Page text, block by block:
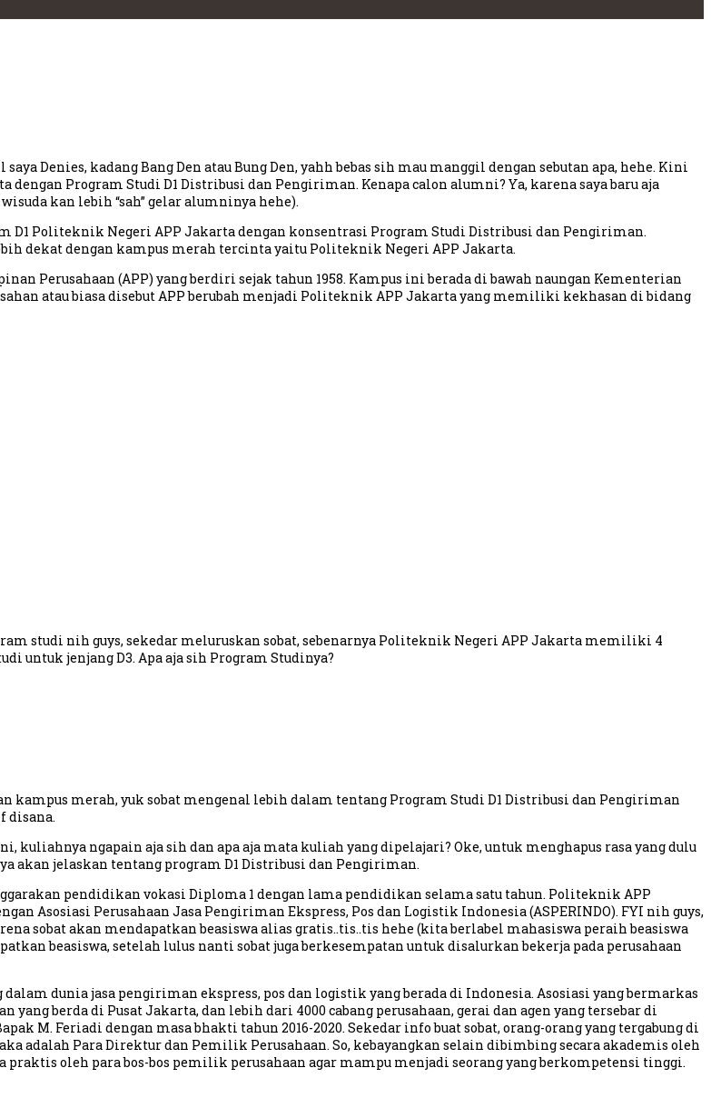
Denies, kadang Bang Den atau Bung Den, yahh bebas sih mau manggil dengan sebutan apa, hehe. Kini
Program Studi D1 Distribusi dan Pengiriman. Kenapa calon alumni? Ya, karena saya baru aja
kan lebih “sah” gelar alumninya hehe).
D1 Politeknik Negeri APP Jakarta dengan konsentrasi Program Studi Distribusi dan Pengiriman.
dekat dengan kampus merah tercinta yaitu Politeknik Negeri APP Jakarta.
Perusahaan (APP) yang berdiri sejak tahun 1958. Kampus ini berada di bawah naungan Kementerian
atau biasa disebut APP berubah menjadi Politeknik APP Jakarta yang memiliki kekhasan di bidang
studi nih guys, sekedar meluruskan sobat, sebenarnya Politeknik Negeri APP Jakarta memiliki 4
untuk jenjang D3. Apa aja sih Program Studinya?
kampus merah, yuk sobat mengenal lebih dalam tentang Program Studi D1 Distribusi dan Pengiriman
disana.
kuliahnya ngapain aja sih dan apa aja mata kuliah yang dipelajari? Oke, untuk menghapus rasa yang dulu
akan jelaskan tentang program D1 Distribusi dan Pengiriman.
pendidikan vokasi Diploma 1 dengan lama pendidikan selama satu tahun. Politeknik APP
Asosiasi Perusahaan Jasa Pengiriman Ekspress, Pos dan Logistik Indonesia (ASPERINDO). FYI nih guys,
sobat akan mendapatkan beasiswa alias gratis..tis..tis hehe (kita berlabel mahasiswa peraih beasiswa
beasiswa, setelah lulus nanti sobat juga berkesempatan untuk disalurkan bekerja pada perusahaan
dunia jasa pengiriman ekspress, pos dan logistik yang berada di Indonesia. Asosiasi yang bermarkas
berda di Pusat Jakarta, dan lebih dari 4000 cabang perusahaan, gerai dan agen yang tersebar di
M. Feriadi dengan masa bhakti tahun 2016-2020. Sekedar info buat sobat, orang-orang yang tergabung di
adalah Para Direktur dan Pemilik Perusahaan. So, kebayangkan selain dibimbing secara akademis oleh
oleh para bos-bos pemilik perusahaan agar mampu menjadi seorang yang berkompetensi tinggi.